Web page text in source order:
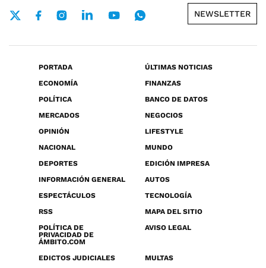
NEWSLETTER
PORTADA
ÚLTIMAS NOTICIAS
ECONOMÍA
FINANZAS
POLÍTICA
BANCO DE DATOS
MERCADOS
NEGOCIOS
OPINIÓN
LIFESTYLE
NACIONAL
MUNDO
DEPORTES
EDICIÓN IMPRESA
INFORMACIÓN GENERAL
AUTOS
ESPECTÁCULOS
TECNOLOGÍA
RSS
MAPA DEL SITIO
POLÍTICA DE
PRIVACIDAD DE
ÁMBITO.COM
AVISO LEGAL
EDICTOS JUDICIALES MULTAS